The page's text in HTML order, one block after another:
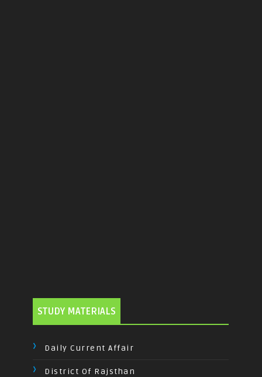
STUDY MATERIALS
Daily Current Affair
District Of Rajsthan